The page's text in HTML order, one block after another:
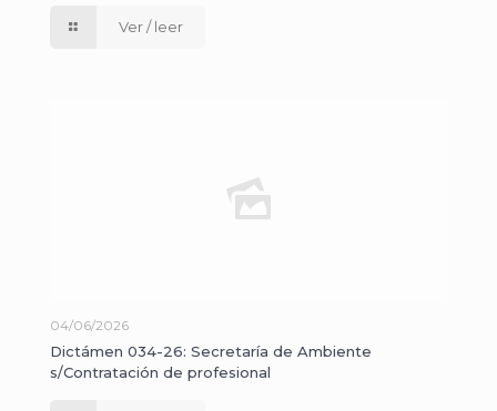
Ver / leer
04/06/2026
Dictámen 034-26: Secretaría de Ambiente
s/Contratación de profesional